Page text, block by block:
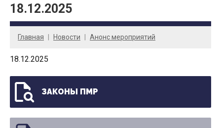
18.12.2025
Главная Новости Анонс мероприятий
18.12.2025
ЗАКОНЫ ПМР